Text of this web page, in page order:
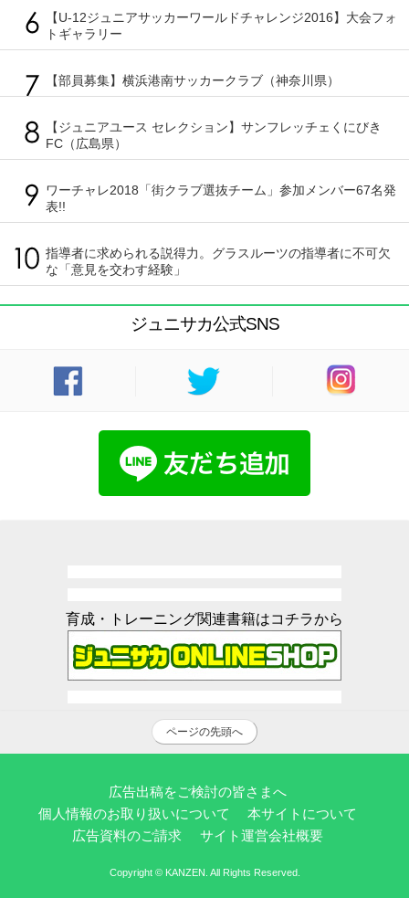
【U-12ジュニアサッカーワールドチャレンジ2016】大会フォ
トギャラリー
【部員募集】横浜港南サッカークラブ（神奈川県）
【ジュニアユース セレクション】サンフレッチェくにびき
FC（広島県）
ワーチャレ2018「街クラブ選抜チーム」参加メンバー67名発
表!!
指導者に求められる説得力。グラスルーツの指導者に不可欠
な「意見を交わす経験」
ジュニサカ公式SNS
育成・トレーニング関連書籍はコチラから
ページの先頭へ
広告出稿をご検討の皆さまへ
個人情報のお取り扱いについて
本サイトについて
広告資料のご請求
サイト運営会社概要
Copyright © KANZEN. All Rights Reserved.